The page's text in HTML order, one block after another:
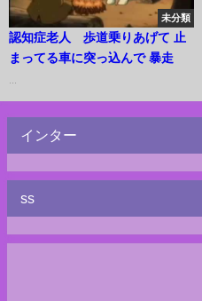
未分類
認知症老人 歩道乗りあげて 止
まってる車に突っ込んで 暴走
インター
ss